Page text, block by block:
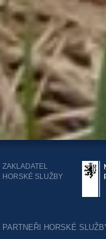
ZAKLADATEL
HORSKÉ SLUŽBY
PARTNEŘI HORSKÉ